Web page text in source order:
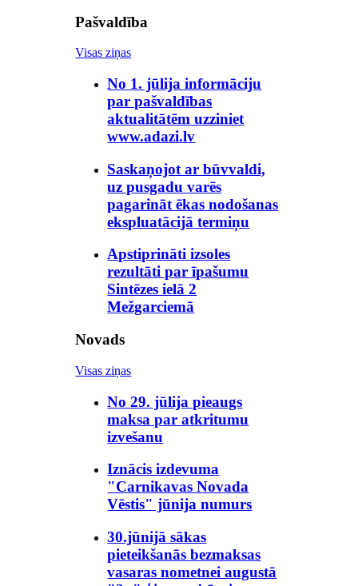
Pašvaldība
Visas ziņas
No 1. jūlija informāciju
par pašvaldības
aktualitātēm uzziniet
www.adazi.lv
Saskaņojot ar būvvaldi,
uz pusgadu varēs
pagarināt ēkas nodošanas
ekspluatācijā termiņu
Apstiprināti izsoles
rezultāti par īpašumu
Sintēzes ielā 2
Mežgarciemā
Novads
Visas ziņas
No 29. jūlija pieaugs
maksa par atkritumu
izvešanu
Iznācis izdevuma
"Carnikavas Novada
Vēstis" jūnija numurs
30.jūnijā sākas
pieteikšanās bezmaksas
vasaras nometnei augustā